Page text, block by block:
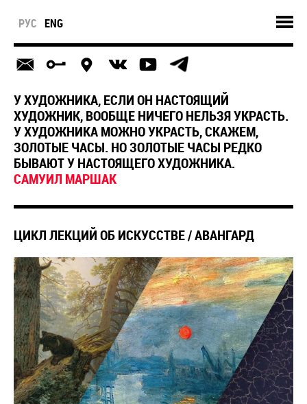
РУС ENG
У ХУДОЖНИКА, ЕСЛИ ОН НАСТОЯЩИЙ
ХУДОЖНИК, ВООБЩЕ НИЧЕГО НЕЛЬЗЯ УКРАСТЬ.
У ХУДОЖНИКА МОЖНО УКРАСТЬ, СКАЖЕМ,
ЗОЛОТЫЕ ЧАСЫ. НО ЗОЛОТЫЕ ЧАСЫ РЕДКО
БЫВАЮТ У НАСТОЯЩЕГО ХУДОЖНИКА.
САМУИЛ МАРШАК
ЦИКЛ ЛЕКЦИЙ ОБ ИСКУССТВЕ / АВАНГАРД